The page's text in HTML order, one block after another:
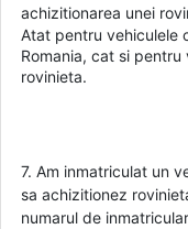
achizitionarea unei
Atat pentru vehiculele
Romania, cat si
rovinieta.
7. Am inmatriculat un
sa achizitionez
numarul de